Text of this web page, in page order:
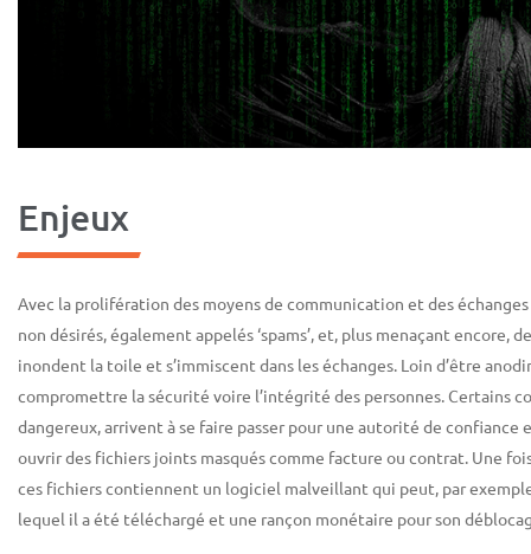
Enjeux
Avec la prolifération des moyens de communication et des échanges
non désirés, également appelés ‘spams’, et, plus menaçant encore,
inondent la toile et s’immiscent dans les échanges. Loin d’être
compromettre la sécurité voire l’intégrité des personnes. Certains
dangereux, arrivent à se faire passer pour une autorité de confiance
ouvrir des fichiers joints masqués comme facture ou contrat. Une
ces fichiers contiennent un logiciel malveillant qui peut, par
lequel il a été téléchargé et une rançon monétaire pour son